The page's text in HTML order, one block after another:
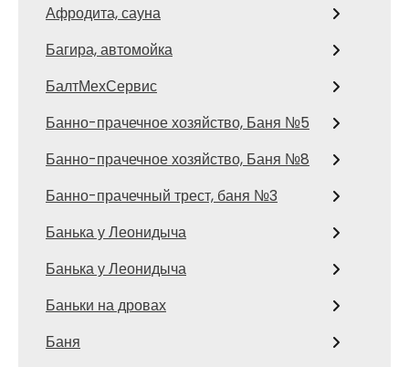
Афродита, сауна
Багира, автомойка
БалтМехСервис
Банно-прачечное хозяйство, Баня №5
Банно-прачечное хозяйство, Баня №8
Банно-прачечный трест, баня №3
Банька у Леонидыча
Банька у Леонидыча
Баньки на дровах
Баня